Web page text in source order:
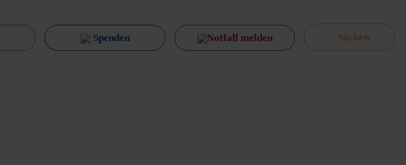
Spenden Notfall melden